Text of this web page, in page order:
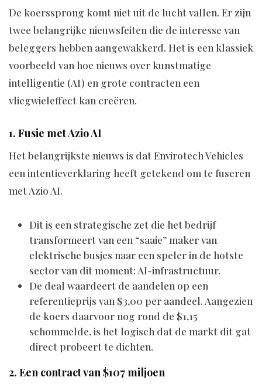
De koerssprong komt niet uit de lucht vallen. Er zijn
twee belangrijke nieuwsfeiten die de interesse van
beleggers hebben aangewakkerd. Het is een klassiek
voorbeeld van hoe nieuws over kunstmatige
intelligentie (AI) en grote contracten een
vliegwieleffect kan creëren.
1. Fusie met Azio AI
Het belangrijkste nieuws is dat Envirotech Vehicles
een intentieverklaring heeft getekend om te fuseren
met Azio AI.
Dit is een strategische zet die het bedrijf
transformeert van een “saaie” maker van
elektrische busjes naar een speler in de hotste
sector van dit moment: AI-infrastructuur.
De deal waardeert de aandelen op een
referentieprijs van $3,00 per aandeel. Aangezien
de koers daarvoor nog rond de $1,15
schommelde, is het logisch dat de markt dit gat
direct probeert te dichten.
2. Een contract van $107 miljoen